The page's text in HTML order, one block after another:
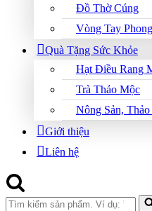
Đồ Thờ Cúng
Vòng Tay
Quà Tặng Sức Khỏe
Hạt Điều Rang
Trà Thảo Mộc
Nông Sản,
Giới thiệu
Liên hệ
Search